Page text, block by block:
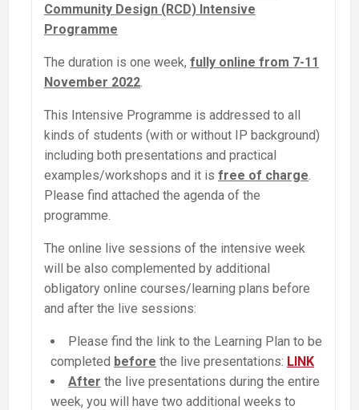
Community Design (RCD) Intensive
Programme
The duration is one week, fully online from 7-11
November 2022.
This Intensive Programme is addressed to all
kinds of students (with or without IP background)
including both presentations and practical
examples/workshops and it is free of charge.
Please find attached the agenda of the
programme.
The online live sessions of the intensive week
will be also complemented by additional
obligatory online courses/learning plans before
and after the live sessions:
Please find the link to the Learning Plan to be
completed before the live presentations: LINK
After the live presentations during the entire
week, you will have two additional weeks to